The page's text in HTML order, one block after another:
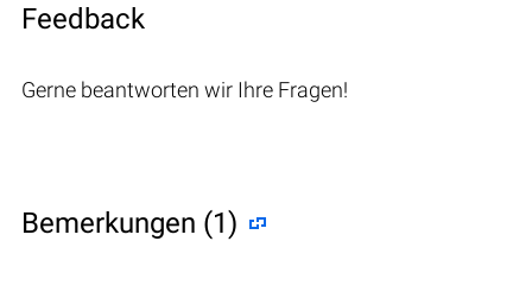
Feedback
Gerne beantworten wir Ihre Fragen!
Bemerkungen (1)